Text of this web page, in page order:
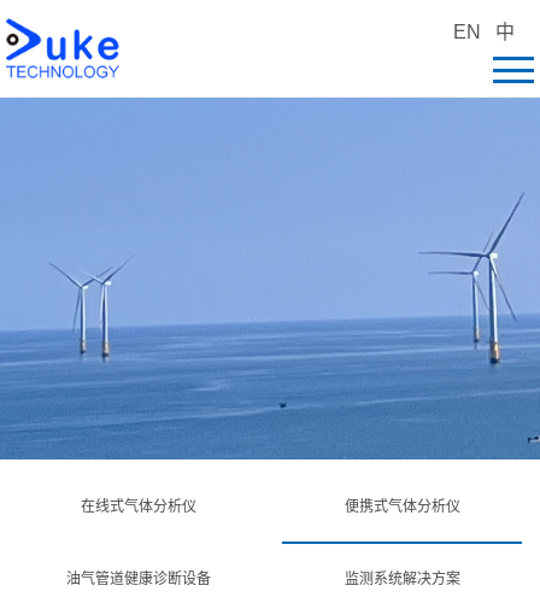
EN 中
在线式气体分析仪 便携式气体分析仪
油气管道健康诊断设备 监测系统解决方案